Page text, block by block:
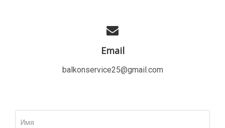
Email
balkonservice25@gmail.com